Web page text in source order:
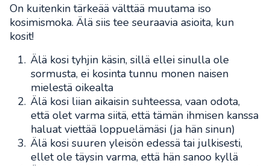
On kuitenkin tärkeää välttää muutama iso
kosimismoka. Älä siis tee seuraavia asioita, kun
kosit!
Älä kosi tyhjin käsin, sillä ellei sinulla ole
sormusta, ei kosinta tunnu monen naisen
mielestä oikealta
Älä kosi liian aikaisin suhteessa, vaan odota,
että olet varma siitä, että tämän ihmisen kanssa
haluat viettää loppuelämäsi (ja hän sinun)
Älä kosi suuren yleisön edessä tai julkisesti,
ellet ole täysin varma, että hän sanoo kyllä